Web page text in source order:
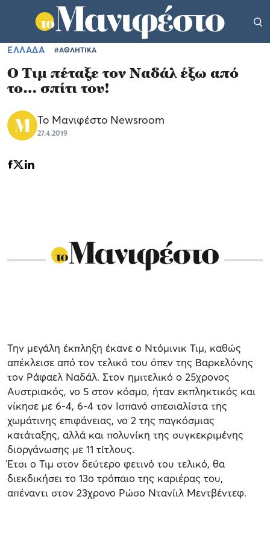
ΕΛΛΑΔΑ #ΑΘΛΗΤΙΚΑ
Ο Τιμ πέταξε τον Ναδάλ έξω από
το… σπίτι του!
Το Μανιφέστο Newsroom
27.4.2019
Την μεγάλη έκπληξη έκανε ο Ντόμινικ Τιμ, καθώς
απέκλεισε από τον τελικό του όπεν της Βαρκελόνης
τον Ράφαελ Ναδάλ. Στον ημιτελικό ο 25χρονος
Αυστριακός, νο 5 στον κόσμο, ήταν εκπληκτικός και
νίκησε με 6-4, 6-4 τον Ισπανό σπεσιαλίστα της
χωμάτινης επιφάνειας, νο 2 της παγκόσμιας
κατάταξης, αλλά και πολυνίκη της συγκεκριμένης
διοργάνωσης με 11 τίτλους.
Έτσι ο Τιμ στον δεύτερο φετινό του τελικό, θα
διεκδικήσει το 13ο τρόπαιο της καριέρας του,
απέναντι στον 23χρονο Ρώσο Ντανίιλ Μεντβέντεφ.